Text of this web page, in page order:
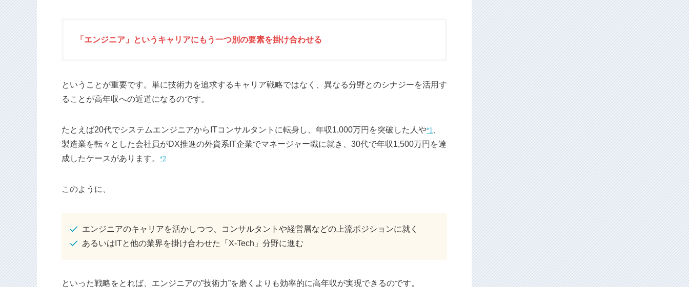
「エンジニア」というキャリアにもう一つ別の要素を掛け合わせる
ということが重要です。単に技術力を追求するキャリア戦略ではなく、異なる分野とのシナジーを活用す
ることが高年収への近道になるのです。
たとえば20代でシステムエンジニアからITコンサルタントに転身し、年収1,000万円を突破した人や*1
製造業を転々とした会社員がDX推進の外資系IT企業でマネージャー職に就き、30代で年収1,500万円を達
成したケースがあります。 *2
このように、
エンジニアのキャリアを活かしつつ、コンサルタントや経営層などの上流ポジションに就く
あるいはITと他の業界を掛け合わせた「X-Tech」分野に進む
といった戦略をとれば、エンジニアの”技術力”を磨くよりも効率的に高年収が実現できるのです。